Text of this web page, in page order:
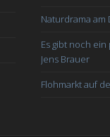
Naturdrama am
Es gibt noch
Jens Brauer
Flohmarkt auf